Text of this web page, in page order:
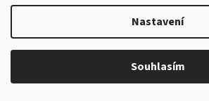
Nastavení
Souhlasím